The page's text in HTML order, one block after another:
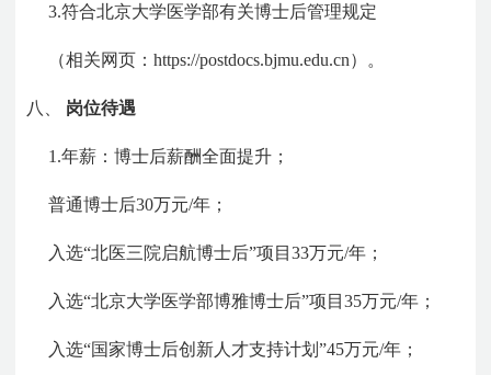
3.符合北京大学医学部有关博士后管理规定
（相关网页：https://postdocs.bjmu.edu.cn）。
八、 岗位待遇
1.年薪：博士后薪酬全面提升；
普通博士后30万元/年；
入选“北医三院启航博士后”项目33万元/年；
入选“北京大学医学部博雅博士后”项目35万元/年；
入选“国家博士后创新人才支持计划”45万元/年；